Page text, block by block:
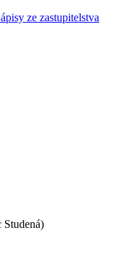
ze zastupitelstva
Studená)